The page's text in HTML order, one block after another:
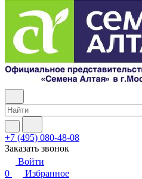
+7 (495) 080-48-08
Заказать звонок
Войти
0
Избранное